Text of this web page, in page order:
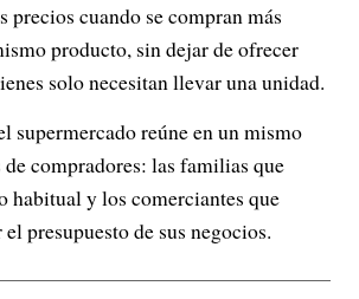
precios cuando se compran más
producto, sin dejar de ofrecer
solo necesitan llevar una unidad.
supermercado reúne en un mismo
compradores: las familias que
habitual y los comerciantes que
presupuesto de sus negocios.